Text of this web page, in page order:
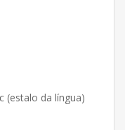
(estalo da língua)